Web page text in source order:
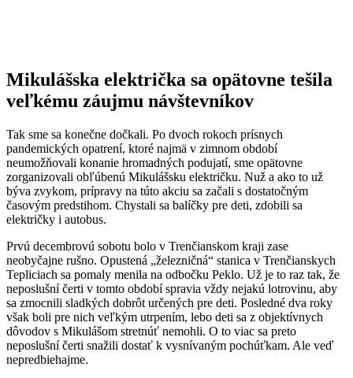
Mikulášska električka sa opätovne tešila
veľkému záujmu návštevníkov
Tak sme sa konečne dočkali. Po dvoch rokoch prísnych
pandemických opatrení, ktoré najmä v zimnom období
neumožňovali konanie hromadných podujatí, sme opätovne
zorganizovali obľúbenú Mikulášsku električku. Nuž a ako to už
býva zvykom, prípravy na túto akciu sa začali s dostatočným
časovým predstihom. Chystali sa balíčky pre deti, zdobili sa
električky i autobus.
Prvú decembrovú sobotu bolo v Trenčianskom kraji zase
neobyčajne rušno. Opustená „železničná“ stanica v Trenčianskych
Tepliciach sa pomaly menila na odbočku Peklo. Už je to raz tak, že
neposlušní čerti v tomto období spravia vždy nejakú lotrovinu, aby
sa zmocnili sladkých dobrôt určených pre deti. Posledné dva roky
však boli pre nich veľkým utrpením, lebo deti sa z objektívnych
dôvodov s Mikulášom stretnúť nemohli. O to viac sa preto
neposlušní čerti snažili dostať k vysnívaným pochúťkam. Ale veď
nepredbiehajme.